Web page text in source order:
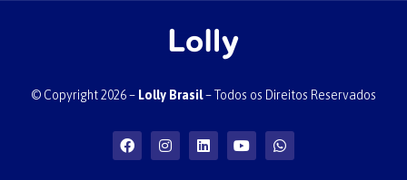
© Copyright 2026 – Lolly Brasil– Todos os Direitos Reservados